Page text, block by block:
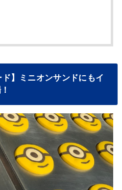
ド】ミニオンサンドにもイ